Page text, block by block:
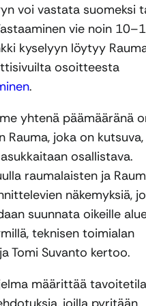
voi vastata suomeksi
vie noin
kyselyyn löytyy
osoitteesta
.
yhtenä päämääränä
Rauma, joka on kutsuva,
osallistava.
raumalaisten ja
näkemyksiä,
suunnata oikeille
teknisen toimialan
Tomi Suvanto kertoo.
määrittää